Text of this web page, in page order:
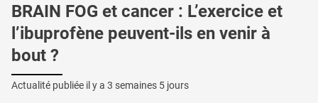
BRAIN FOG et cancer : L’exercice et
l’ibuprofène peuvent-ils en venir à
bout ?
Actualité publiée il y a 3 semaines 5 jours